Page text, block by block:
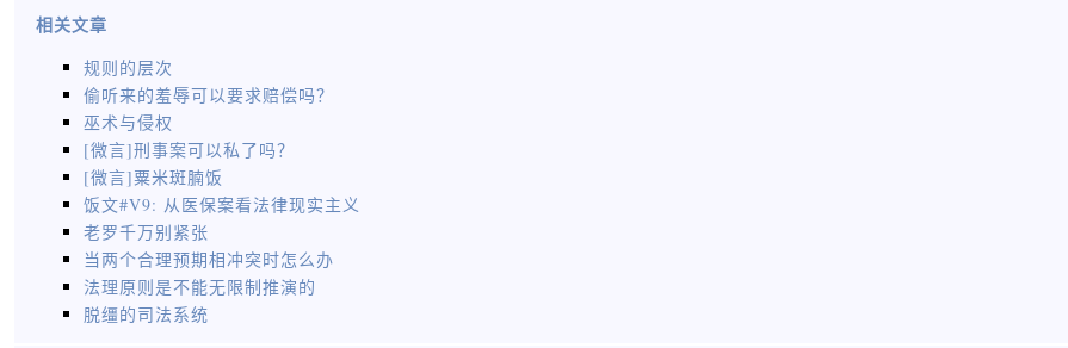
相关文章
规则的层次
偷听来的羞辱可以要求赔偿吗？
巫术与侵权
[微言]刑事案可以私了吗？
[微言]粟米斑腩饭
饭文#V9: 从医保案看法律现实主义
老罗千万别紧张
当两个合理预期相冲突时怎么办
法理原则是不能无限制推演的
脱缰的司法系统